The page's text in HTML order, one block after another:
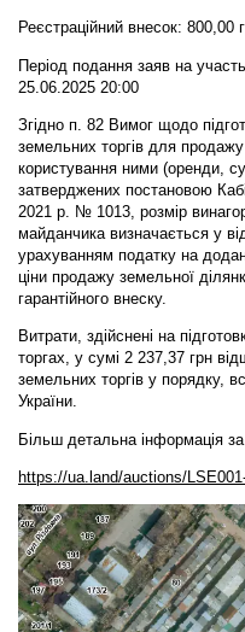
Реєстраційний внесок: 800,00
Період подання заяв на
25.06.2025 20:00
Згідно п. 82 Вимог щодо
земельних торгів для
користування ними (оренди,
затверджених постановою
2021 р. № 1013, розмір
майданчика визначається у
урахуванням податку на
ціни продажу земельної
гарантійного внеску.
Витрати, здійснені на
торгах, у сумі 2 237,37 грн
земельних торгів у порядку,
України.
Більш детальна інформація
https://ua.land/auctions/